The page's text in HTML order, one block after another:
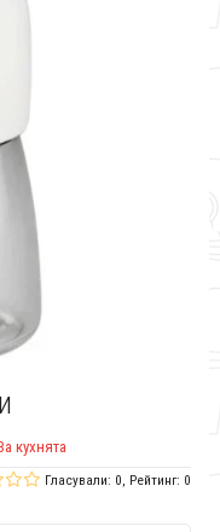
кухнята
Гласували: 0, Рейтинг: 0